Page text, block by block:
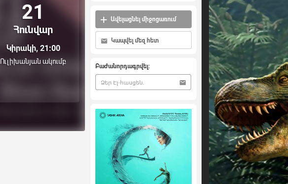
21
Հունվար
Կիրակի, 21:00
Ուլիխանյան ակումբ
Ավելացնել միջոցառում
Կապվել մեզ հետ
Բաժանորդագրվել: